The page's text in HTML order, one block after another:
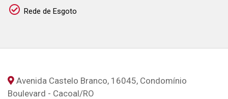
Rede de Esgoto
Avenida Castelo Branco, 16045, Condomínio
Boulevard - Cacoal/RO